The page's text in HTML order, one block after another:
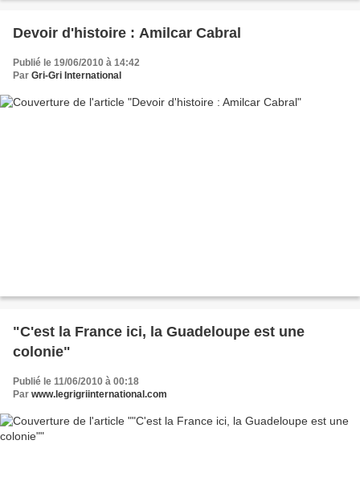
Devoir d'histoire : Amilcar Cabral
Publié le 19/06/2010 à 14:42
Par Gri-Gri International
"C'est la France ici, la Guadeloupe est une
colonie"
Publié le 11/06/2010 à 00:18
Par www.legrigriinternational.com